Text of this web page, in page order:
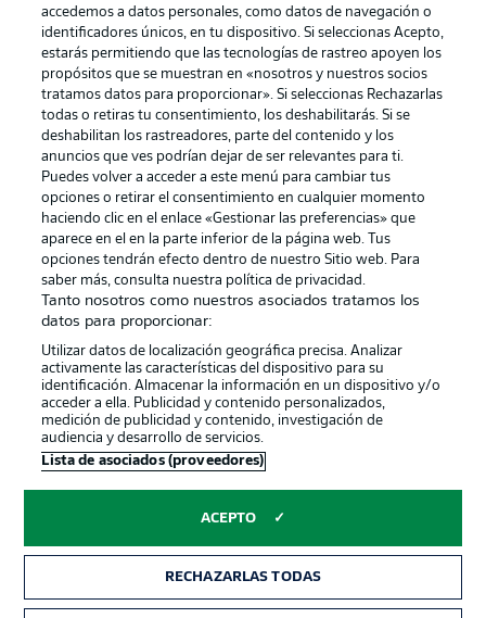
Publicidad Aviso legal
Gestionar las preferencias Declaracion de privacidad
Canales Trabajos
Jugadores Condiciones de uso
Sello Editorial Contacto
© 2026 Bundesliga-Gruppe GmbH
Elegir idioma
Modo
accedemos a datos personales, como datos de navegación o
identificadores únicos, en tu dispositivo. Si seleccionas Acepto,
estarás permitiendo que las tecnologías de rastreo apoyen los
propósitos que se muestran en «nosotros y nuestros socios
tratamos datos para proporcionar». Si seleccionas Rechazarlas
todas o retiras tu consentimiento, los deshabilitarás. Si se
deshabilitan los rastreadores, parte del contenido y los
anuncios que ves podrían dejar de ser relevantes para ti.
Puedes volver a acceder a este menú para cambiar tus
opciones o retirar el consentimiento en cualquier momento
haciendo clic en el enlace «Gestionar las preferencias» que
aparece en el en la parte inferior de la página web. Tus
opciones tendrán efecto dentro de nuestro Sitio web. Para
saber más, consulta nuestra política de privacidad.
Tanto nosotros como nuestros asociados tratamos los
datos para proporcionar:
Utilizar datos de localización geográfica precisa. Analizar
activamente las características del dispositivo para su
identificación. Almacenar la información en un dispositivo y/o
acceder a ella. Publicidad y contenido personalizados,
medición de publicidad y contenido, investigación de
audiencia y desarrollo de servicios.
Lista de asociados (proveedores)
ACEPTO
RECHAZARLAS TODAS